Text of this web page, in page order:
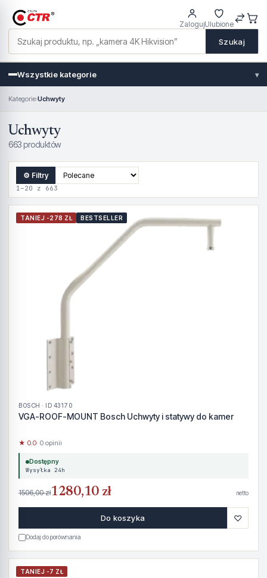
Szukaj
ZalogujUlubione
Wszystkie kategorie ▾
Kategorie›Uchwyty
Uchwyty
663 produktów
⚙ Filtry
1–20 z 663
TANIEJ -278 ZŁ BESTSELLER
BOSCH · ID 43170
VGA-ROOF-MOUNT Bosch Uchwyty i statywy do kamer
★ 0.0· 0 opinii
Dostępny
Wysyłka 24h
1506,00 zł1280,10 zł netto
Do koszyka ♡
Dodaj do porównania
TANIEJ -7 ZŁ